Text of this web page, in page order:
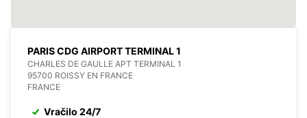
PARIS CDG AIRPORT TERMINAL 1
CHARLES DE GAULLE APT TERMINAL 1
95700 ROISSY EN FRANCE
FRANCE
Vračilo 24/7